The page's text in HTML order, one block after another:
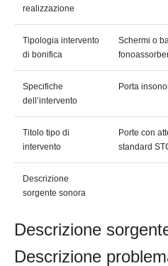
realizzazione
Tipologia intervento
di bonifica
Schermi o
Specifiche
dell’intervento
Porta
Titolo tipo di
intervento
Porte con
standard
Descrizione
sorgente sonora
Descrizione
Descrizione